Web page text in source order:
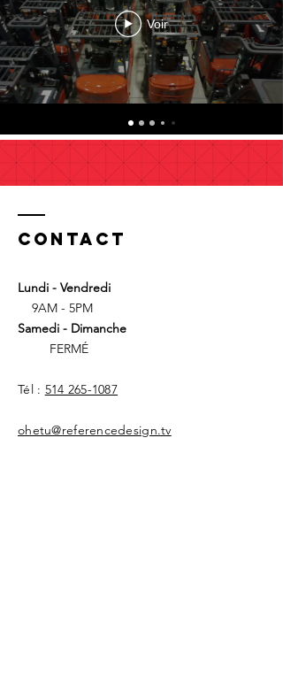
Voir
Contact
Lundi - Vendredi
9AM - 5PM
Samedi - Dimanche
FERMÉ
​Tél : 514 265-1087
ohetu@referencedesign.tv